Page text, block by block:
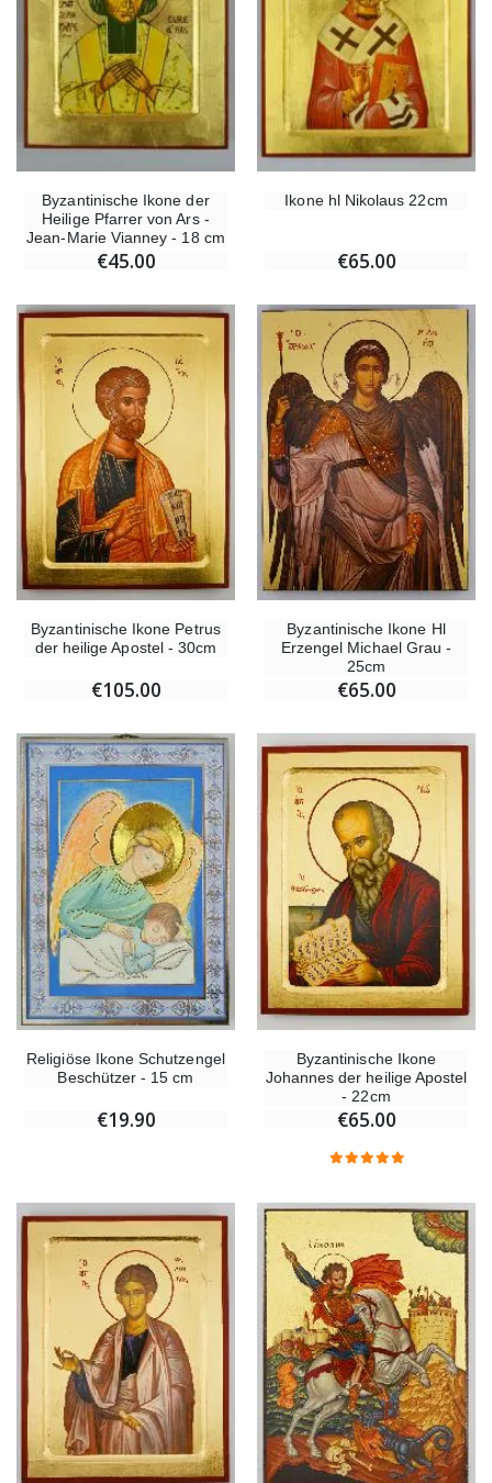
Byzantinische Ikone der
Heilige Pfarrer von Ars -
Jean-Marie Vianney - 18 cm
€45.00
Ikone hl Nikolaus 22cm
€65.00
Byzantinische Ikone Petrus
der heilige Apostel - 30cm
€105.00
Byzantinische Ikone Hl
Erzengel Michael Grau -
25cm
€65.00
Religiöse Ikone Schutzengel
Beschützer - 15 cm
€19.90
Byzantinische Ikone
Johannes der heilige Apostel
- 22cm
€65.00